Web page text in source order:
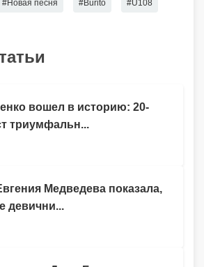
#Новая песня #Burito #U108
вошел в историю: 20-
триумфальн...
Медведева показала,
девични...